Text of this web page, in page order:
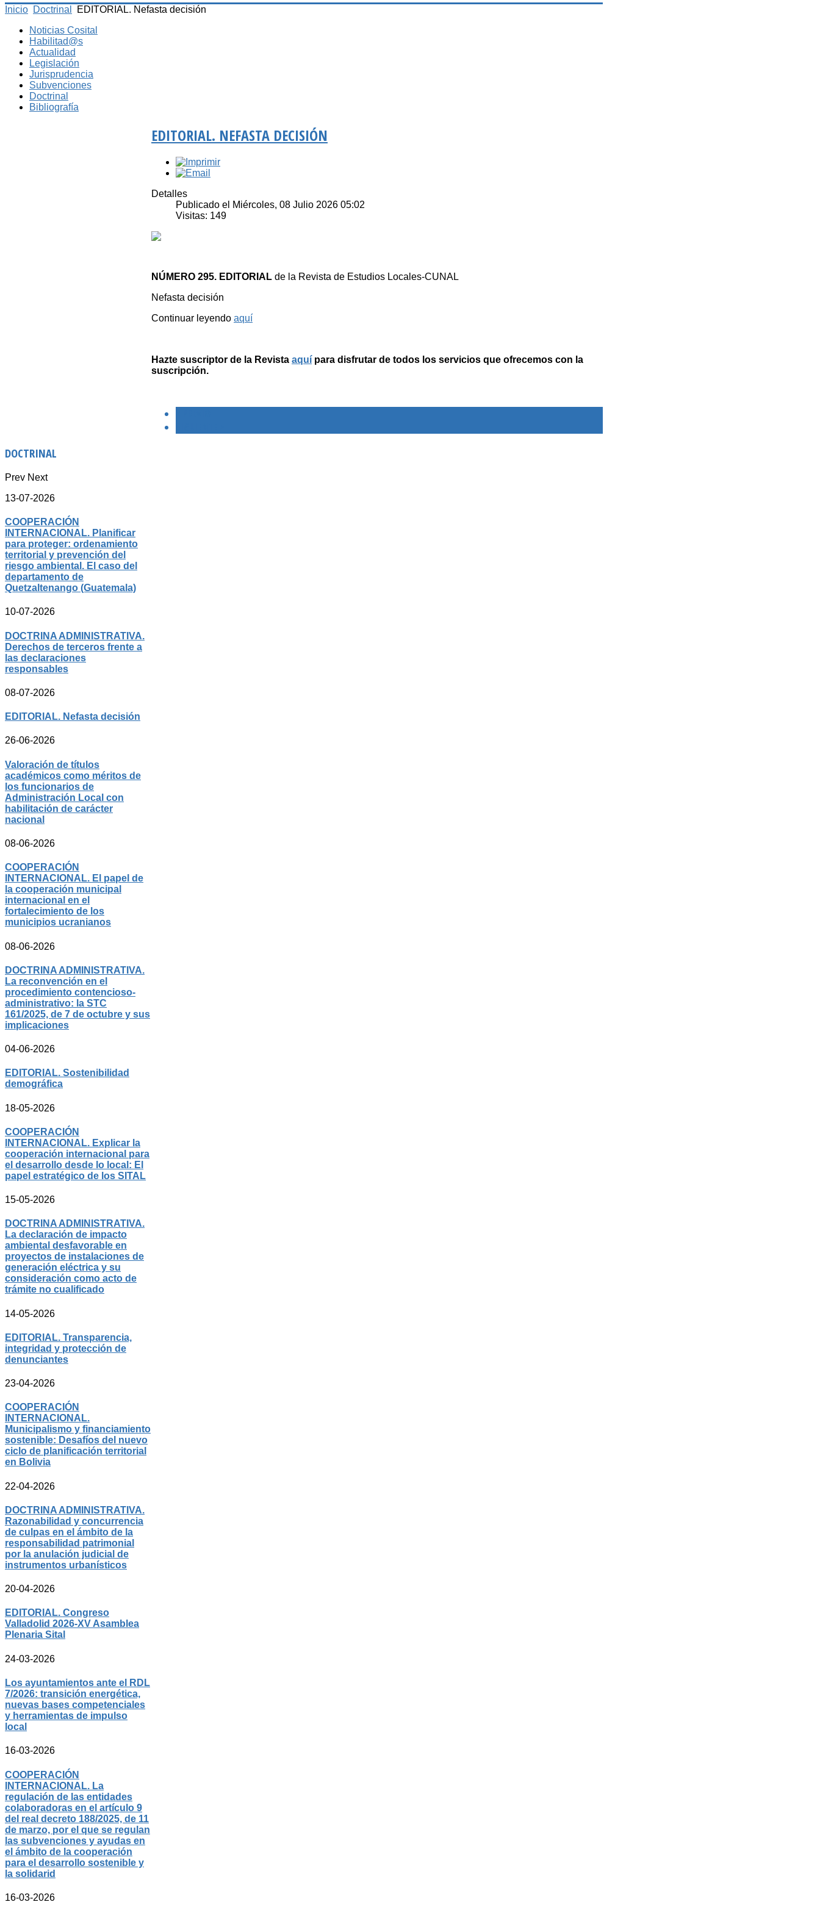
Inicio Doctrinal
EDITORIAL. Nefasta decisión
Noticias Cosital
Habilitad@s
Actualidad
Legislación
Jurisprudencia
Subvenciones
Doctrinal
Bibliografía
EDITORIAL. NEFASTA DECISIÓN
Detalles
Publicado el Miércoles, 08 Julio 2026 05:02
Visitas: 149
NÚMERO 295. EDITORIAL de la Revista de Estudios Locales-CUNAL
Nefasta decisión
Continuar leyendo aquí
Hazte suscriptor de la Revista aquí para disfrutar de todos los servicios que ofrecemos con la
suscripción.
DOCTRINAL
Prev Next
13-07-2026
COOPERACIÓN
INTERNACIONAL. Planificar
para proteger: ordenamiento
territorial y prevención del
riesgo ambiental. El caso del
departamento de
Quetzaltenango (Guatemala)
10-07-2026
DOCTRINA ADMINISTRATIVA.
Derechos de terceros frente a
las declaraciones
responsables
08-07-2026
EDITORIAL. Nefasta decisión
26-06-2026
Valoración de títulos
académicos como méritos de
los funcionarios de
Administración Local con
habilitación de carácter
nacional
08-06-2026
COOPERACIÓN
INTERNACIONAL. El papel de
la cooperación municipal
internacional en el
fortalecimiento de los
municipios ucranianos
08-06-2026
DOCTRINA ADMINISTRATIVA.
La reconvención en el
procedimiento contencioso-
administrativo: la STC
161/2025, de 7 de octubre y sus
implicaciones
04-06-2026
EDITORIAL. Sostenibilidad
demográfica
18-05-2026
COOPERACIÓN
INTERNACIONAL. Explicar la
cooperación internacional para
el desarrollo desde lo local: El
papel estratégico de los SITAL
15-05-2026
DOCTRINA ADMINISTRATIVA.
La declaración de impacto
ambiental desfavorable en
proyectos de instalaciones de
generación eléctrica y su
consideración como acto de
trámite no cualificado
14-05-2026
EDITORIAL. Transparencia,
integridad y protección de
denunciantes
23-04-2026
COOPERACIÓN
INTERNACIONAL.
Municipalismo y financiamiento
sostenible: Desafíos del nuevo
ciclo de planificación territorial
en Bolivia
22-04-2026
DOCTRINA ADMINISTRATIVA.
Razonabilidad y concurrencia
de culpas en el ámbito de la
responsabilidad patrimonial
por la anulación judicial de
instrumentos urbanísticos
20-04-2026
EDITORIAL. Congreso
Valladolid 2026-XV Asamblea
Plenaria Sital
24-03-2026
Los ayuntamientos ante el RDL
7/2026: transición energética,
nuevas bases competenciales
y herramientas de impulso
local
16-03-2026
COOPERACIÓN
INTERNACIONAL. La
regulación de las entidades
colaboradoras en el artículo 9
del real decreto 188/2025, de 11
de marzo, por el que se regulan
las subvenciones y ayudas en
el ámbito de la cooperación
para el desarrollo sostenible y
la solidarid
16-03-2026